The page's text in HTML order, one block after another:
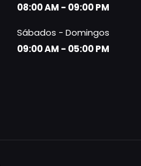
08:00 AM - 09:00 PM
Sábados - Domingos
09:00 AM - 05:00 PM